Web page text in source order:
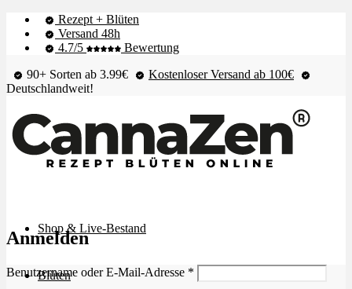
Rezept + Blüten
Versand 48h
4.7/5
Bewertung
90+ Sorten ab 3.99€
Kostenloser Versand ab 100€
Deutschlandweit!
Shop & Live-Bestand
Blüten
Anmelden
Benutzername oder E-Mail-Adresse * Erforderlich